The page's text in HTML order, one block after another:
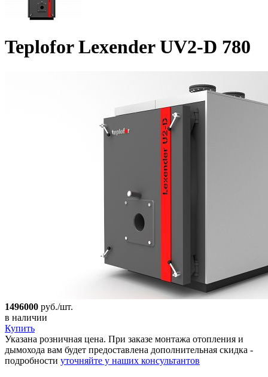
Teplofor Lexender UV2-D 780
1496000 руб./шт.
в наличии
Купить
Указана розничная цена. При заказе монтажа отопления и
дымохода вам будет предоставлена дополнительная скидка -
подробности уточняйте у наших консультантов